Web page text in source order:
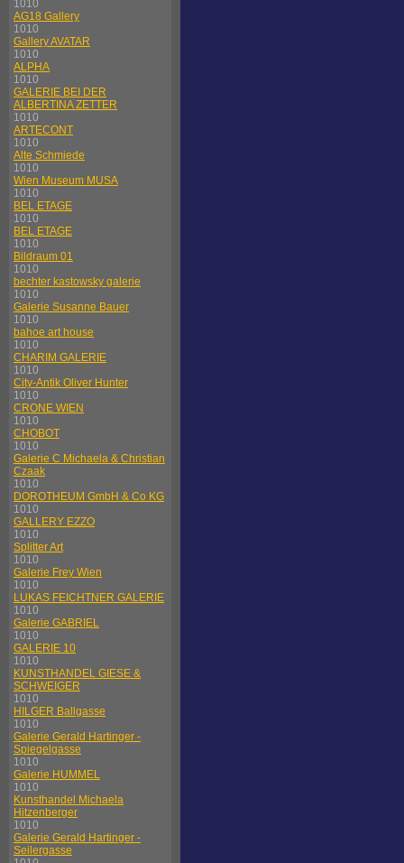
1010
AG18 Gallery
1010
Gallery AVATAR
1010
ALPHA
1010
GALERIE BEI DER
ALBERTINA ZETTER
1010
ARTECONT
1010
Alte Schmiede
1010
Wien Museum MUSA
1010
BEL ETAGE
1010
BEL ETAGE
1010
Bildraum 01
1010
bechter kastowsky galerie
1010
Galerie Susanne Bauer
1010
bahoe art house
1010
CHARIM GALERIE
1010
City-Antik Oliver Hunter
1010
CRONE WIEN
1010
CHOBOT
1010
Galerie C Michaela & Christian
Czaak
1010
DOROTHEUM GmbH & Co KG
1010
GALLERY EZZO
1010
Splitter Art
1010
Galerie Frey Wien
1010
LUKAS FEICHTNER GALERIE
1010
Galerie GABRIEL
1010
GALERIE 10
1010
KUNSTHANDEL GIESE &
SCHWEIGER
1010
HILGER Ballgasse
1010
Galerie Gerald Hartinger -
Spiegelgasse
1010
Galerie HUMMEL
1010
Kunsthandel Michaela
Hitzenberger
1010
Galerie Gerald Hartinger -
Seilergasse